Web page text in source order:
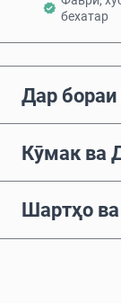
бехатар
Дар
Кӯмак ва
Шартҳо